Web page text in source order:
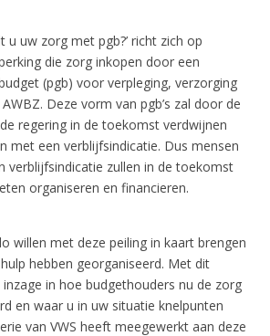
u uw zorg met pgb?’ richt zich op
die zorg inkopen door een
(pgb) voor verpleging, verzorging
Deze vorm van pgb’s zal door de
regering in de toekomst verdwijnen
met een verblijfsindicatie. Dus mensen
verblijfsindicatie zullen in de toekomst
organiseren en financieren.
willen met deze peiling in kaart brengen
hebben georganiseerd. Met dit
in hoe budgethouders nu de zorg
en waar u in uw situatie knelpunten
van VWS heeft meegewerkt aan deze